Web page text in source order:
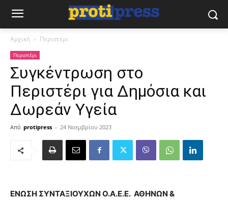
Αρχική Περιστέρι
Περιστέρι
Συγκέντρωση στο
Περιστέρι για Δημόσια και
Δωρεάν Υγεία
Από protipress - 24 Νοεμβρίου 2023
ΕΝΩΣΗ ΣΥΝΤΑΞΙΟΥΧΩΝ Ο.Α.Ε.Ε. ΑΘΗΝΩΝ &